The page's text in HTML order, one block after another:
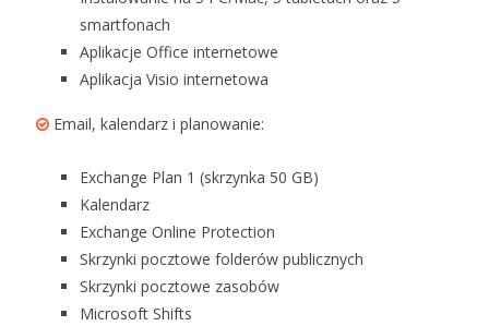
smartfonach
Aplikacje Office internetowe
Aplikacja Visio internetowa
Email, kalendarz i planowanie:
Exchange Plan 1 (skrzynka 50 GB)
Kalendarz
Exchange Online Protection
Skrzynki pocztowe folderów publicznych
Skrzynki pocztowe zasobów
Microsoft Shifts